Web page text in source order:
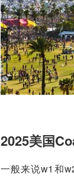
2025美国
一般来说w1和